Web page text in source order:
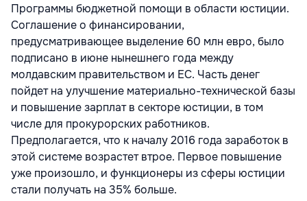
Программы бюджетной помощи в области юстиции.
Соглашение о финансировании,
предусматривающее выделение 60 млн евро, было
подписано в июне нынешнего года между
молдавским правительством и ЕС. Часть денег
пойдет на улучшение материально-технической базы
и повышение зарплат в секторе юстиции, в том
числе для прокурорских работников.
Предполагается, что к началу 2016 года заработок в
этой системе возрастет втрое. Первое повышение
уже произошло, и функционеры из сферы юстиции
стали получать на 35% больше.